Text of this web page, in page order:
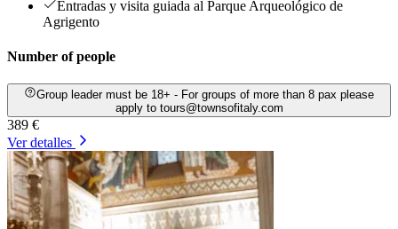
Entradas y visita guiada al Parque Arqueológico de
Agrigento
Number of people
Group leader must be 18+ - For groups of more than 8 pax please
apply to tours@townsofitaly.com
389 €
Ver detalles